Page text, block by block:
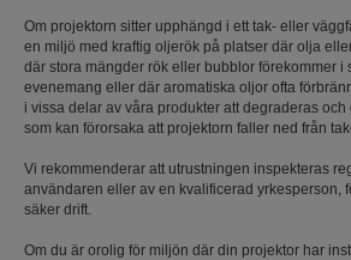
Om projektorn sitter upphängd i ett tak- eller
en miljö med kraftig oljerök på platser där olja
där stora mängder rök eller bubblor förekommer i
evenemang eller där aromatiska oljor ofta
i vissa delar av våra produkter att degraderas
som kan förorsaka att projektorn faller ned från
Vi rekommenderar att utrustningen inspekteras
användaren eller av en kvalificerad yrkesperson,
säker drift.
Om du är orolig för miljön där din projektor har